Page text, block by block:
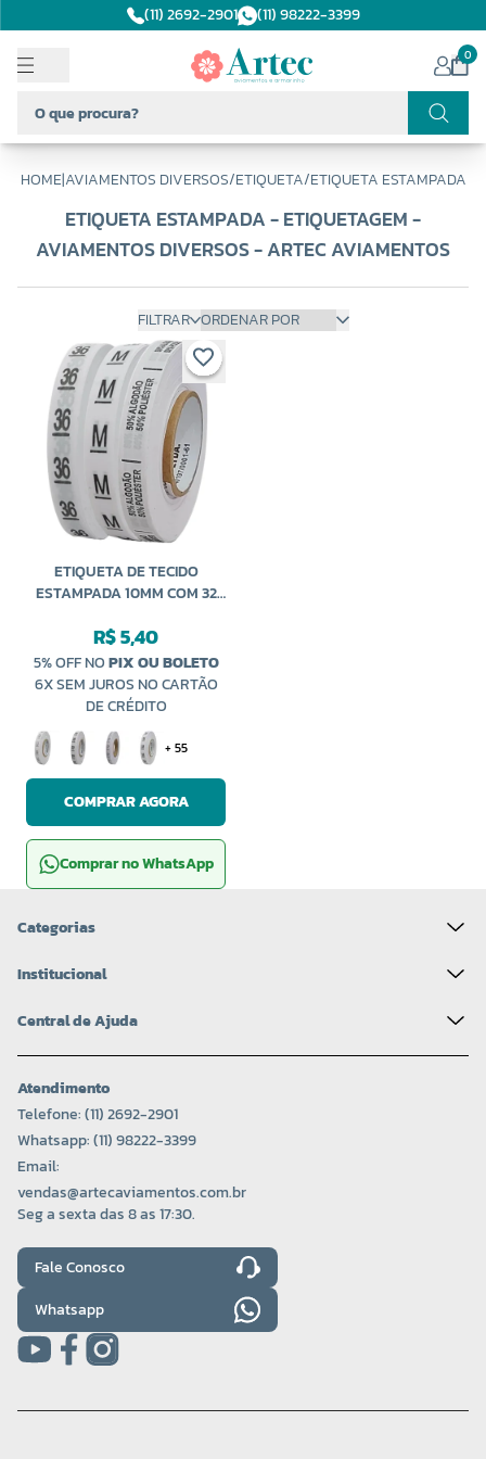
(11) 2692-2901 (11) 98222-3399
0
HOME|AVIAMENTOS DIVERSOS/ETIQUETA/ETIQUETA ESTAMPADA
ETIQUETA ESTAMPADA - ETIQUETAGEM -
AVIAMENTOS DIVERSOS - ARTEC AVIAMENTOS
FILTRAR
ETIQUETA DE TECIDO
ESTAMPADA 10MM COM 32
R$ 5,40
5% OFF NOPIX OU BOLETO
6X SEM JUROS NO CARTÃO
DE CRÉDITO
+ 55
COMPRAR AGORA
Comprar no WhatsApp
Categorias
Institucional
Central de Ajuda
Atendimento
Telefone: (11) 2692-2901
Whatsapp: (11) 98222-3399
Email:
vendas@artecaviamentos.com.br
Seg a sexta das 8 as 17:30.
Fale Conosco
Whatsapp